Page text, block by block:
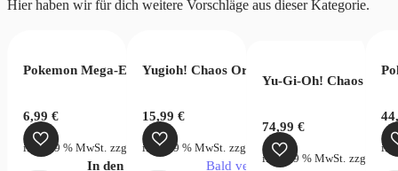
Hier haben wir für dich weitere Vorschläge aus dieser Kategorie.
Gift Collection 2023 (EN)
Versandkosten
Pokemon Mega-Entwicklung Dunkelnacht Booster
6,99€
inkl. 19 % MwSt. zzgl. Versandkosten
In den Warenkorb
Yugioh! Chaos Origins 3 Booster Pack
15,99€
inkl. 19 % MwSt. zzgl. Versandkosten
Bald verfügbar
Yu-Gi-Oh! Chaos
74,99 €
inkl. 19 % MwSt. zzgl.